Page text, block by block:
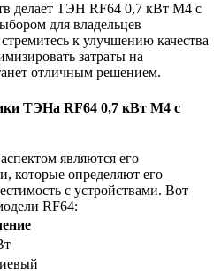
делает ТЭН RF64 0,7 кВт M4 с
для владельцев
к улучшению качества
затраты на
отличным решением.
ТЭНа RF64 0,7 кВт M4 с
являются его
которые определяют его
с устройствами. Вот
RF64: